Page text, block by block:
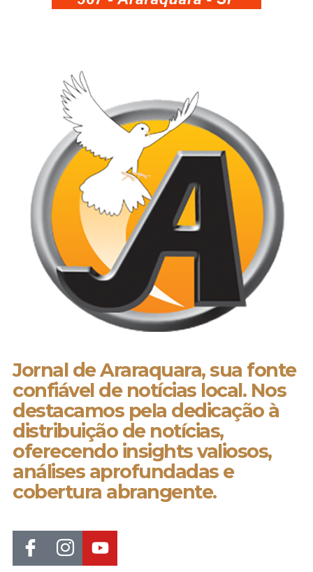
Jornal de Araraquara, sua fonte
confiável de notícias local. Nos
destacamos pela dedicação à
distribuição de notícias,
oferecendo insights valiosos,
análises aprofundadas e
cobertura abrangente.